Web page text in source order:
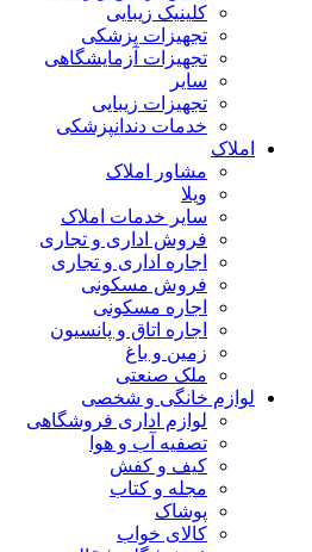
کلینیک زیبایی
تجهیزات پزشکی
تجهیزات آزمایشگاهی
سایر
تجهیزات زیبایی
خدمات دندانپزشکی
املاک
مشاور املاک
ویلا
سایر خدمات املاک
فروش اداری و تجاری
اجاره اداری و تجاری
فروش مسکونی
اجاره مسکونی
اجاره اتاق و پانسیون
زمین و باغ
ملک صنعتی
لوازم خانگی و شخصی
لوازم اداری فروشگاهی
تصفیه آب و هوا
کیف و کفش
مجله و کتاب
پوشاک
کالای خواب